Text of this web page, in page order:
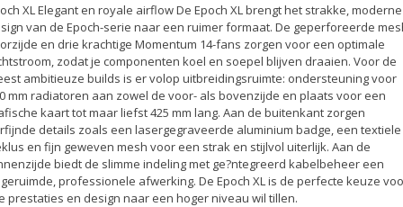
XL Elegant en royale airflow De Epoch XL brengt het strakke, moderne
van de Epoch-serie naar een ruimer formaat. De geperforeerde
en drie krachtige Momentum 14-fans zorgen voor een optimale
zodat je componenten koel en soepel blijven draaien. Voor de
ambitieuze builds is er volop uitbreidingsruimte: ondersteuning voor
mm radiatoren aan zowel de voor- als bovenzijde en plaats voor een
kaart tot maar liefst 425 mm lang. Aan de buitenkant zorgen
details zoals een lasergegraveerde aluminium badge, een textiele
en fijn geweven mesh voor een strak en stijlvol uiterlijk. Aan de
biedt de slimme indeling met ge?ntegreerd kabelbeheer een
professionele afwerking. De Epoch XL is de perfecte keuze
prestaties en design naar een hoger niveau wil tillen.